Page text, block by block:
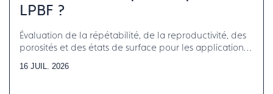
LPBF ?
Évaluation de la répétabilité, de la reproductivité, des
porosités et des états de surface pour les applications
16 JUIL. 2026